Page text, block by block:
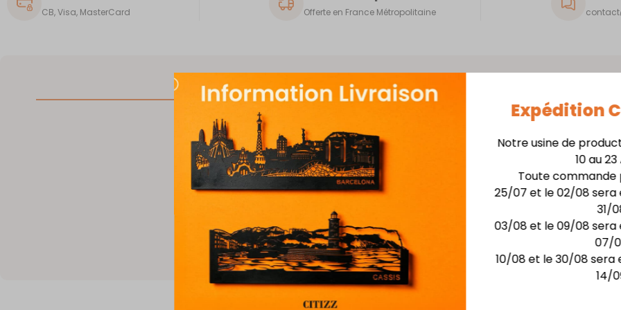
Expédition
Notre usine de
10 au
Toute commande
25/07 et le 02/08 sera
31/
03/08 et le 09/08 sera
07/
10/08 et le 30/08 sera
14/
CB, Visa, MasterCard Offerte en France Métropolitaine
Skyline 40cm + Support
Matière : skyline en
Finition : Laquage
Dimensions :larg. 40
Possibilité de rétro-